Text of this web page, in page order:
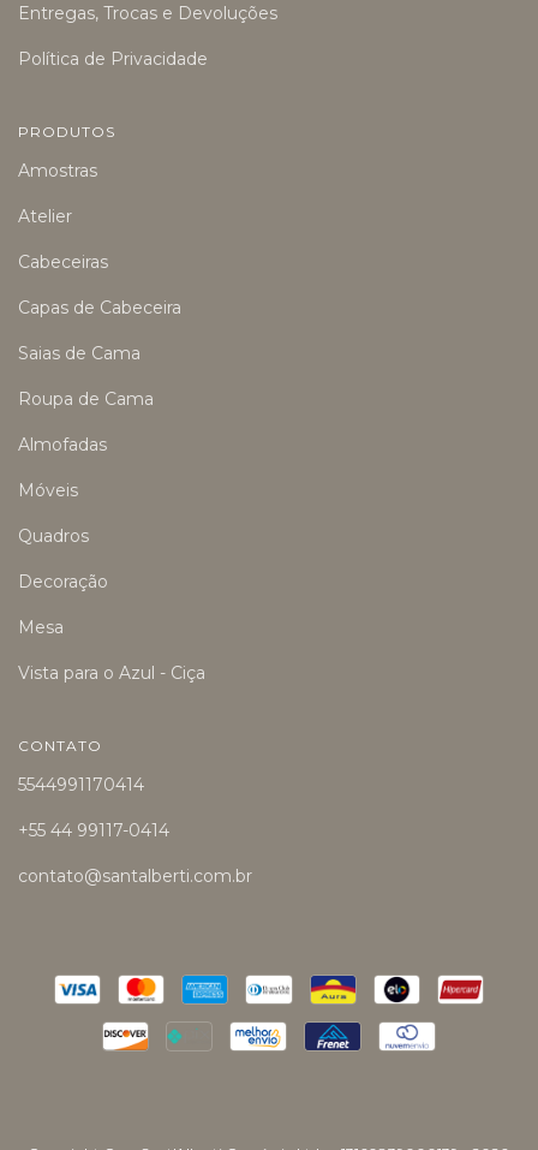
Entregas, Trocas e Devoluções
Política de Privacidade
PRODUTOS
Amostras
Atelier
Cabeceiras
Capas de Cabeceira
Saias de Cama
Roupa de Cama
Almofadas
Móveis
Quadros
Decoração
Mesa
Vista para o Azul - Ciça
CONTATO
5544991170414
+55 44 99117-0414
contato@santalberti.com.br